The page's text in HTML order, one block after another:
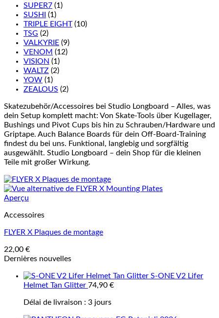
SUPER7 (1)
SUSHI
(1)
TRIPLE EIGHT (10)
TSG (2)
VALKYRIE (9)
VENOM (12)
VISION (1)
WALTZ (2)
YOW (1)
ZEALOUS (2)
Skatezubehör/Accessoires bei Studio Longboard – Alles, was
dein Setup komplett macht: Von Skate-Tools über Kugellager,
Bushings und Pivot Cups bis hin zu Schrauben/Hardware und
Griptape. Auch Balance Boards für dein Off-Board-Training
findest du bei uns. Funktional, langlebig und sorgfältig
ausgewählt. Studio Longboard – dein Shop für die kleinen
Teile mit großer Wirkung.
Aperçu
Accessoires
FLYER X Plaques de montage
22,00 €
Dernières nouvelles
S-ONE V2 Lifer
Helmet Tan Glitter 74,90 €
Délai de livraison : 3 jours